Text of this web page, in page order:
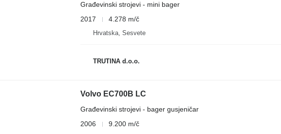
Građevinski strojevi - mini bager
2017
4.278 m/č
Hrvatska, Sesvete
TRUTINA d.o.o.
Volvo EC700B LC
Građevinski strojevi - bager gusjeničar
2006
9.200 m/č